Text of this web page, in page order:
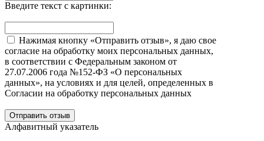
Введите текст с картинки:
Нажимая кнопку «Отправить отзыв», я даю свое
согласие на обработку моих персональных данных,
в соответствии с Федеральным законом от
27.07.2006 года №152-ФЗ «О персональных
данных», на условиях и для целей, определенных в
Согласии на обработку персональных данных
Отправить отзыв
Алфавитный указатель